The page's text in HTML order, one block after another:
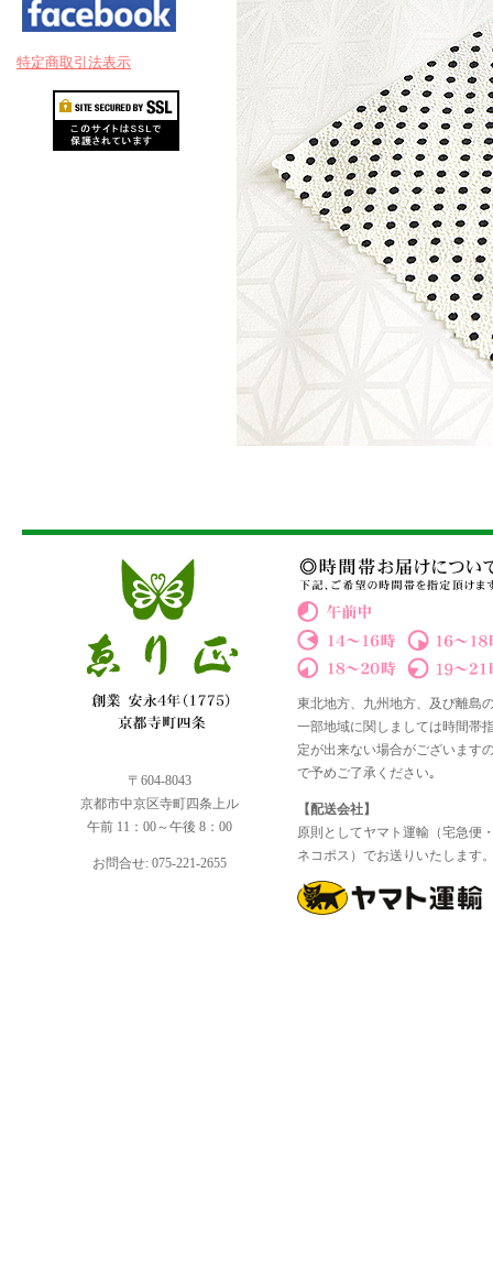
特定商取引法表示
〒604-8043
京都市中京区寺町四条上ル
午前 11：00～午後 8：00
お問合せ: 075-221-2655
東北地方、九州地方、及び離島
一部地域に関しましては時間帯
定が出来ない場合がございます
で予めご了承ください｡
【配送会社】
原則としてヤマト運輸（宅急便
ネコポス）でお送りいたします